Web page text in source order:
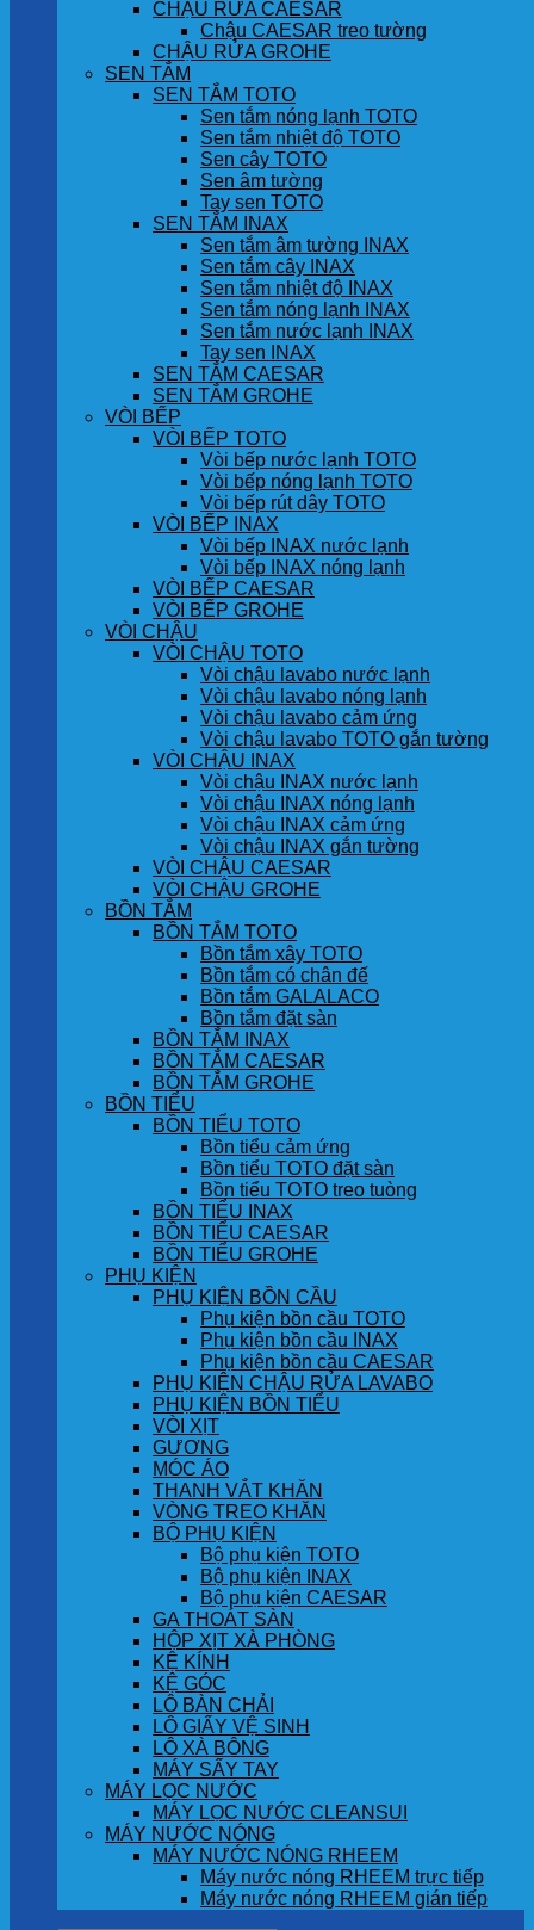
CHẬU RỬA CAESAR
Chậu CAESAR treo tường
CHẬU RỬA GROHE
SEN TẮM
SEN TẮM TOTO
Sen tắm nóng lạnh TOTO
Sen tắm nhiệt độ TOTO
Sen cây TOTO
Sen âm tường
Tay sen TOTO
SEN TẮM INAX
Sen tắm âm tường INAX
Sen tắm cây INAX
Sen tắm nhiệt độ INAX
Sen tắm nóng lạnh INAX
Sen tắm nước lạnh INAX
Tay sen INAX
SEN TẮM CAESAR
SEN TẮM GROHE
VÒI BẾP
VÒI BẾP TOTO
Vòi bếp nước lạnh TOTO
Vòi bếp nóng lạnh TOTO
Vòi bếp rút dây TOTO
VÒI BẾP INAX
Vòi bếp INAX nước lạnh
Vòi bếp INAX nóng lạnh
VÒI BẾP CAESAR
VÒI BẾP GROHE
VÒI CHẬU
VÒI CHẬU TOTO
Vòi chậu lavabo nước lạnh
Vòi chậu lavabo nóng lạnh
Vòi chậu lavabo cảm ứng
Vòi chậu lavabo TOTO gắn tường
VÒI CHẬU INAX
Vòi chậu INAX nước lạnh
Vòi chậu INAX nóng lạnh
Vòi chậu INAX cảm ứng
Vòi chậu INAX gắn tường
VÒI CHẬU CAESAR
VÒI CHẬU GROHE
BỒN TẮM
BỒN TẮM TOTO
Bồn tắm xây TOTO
Bồn tắm có chân đế
Bồn tắm GALALACO
Bồn tắm đặt sàn
BỒN TẮM INAX
BỒN TẮM CAESAR
BỒN TẮM GROHE
BỒN TIỂU
BỒN TIỂU TOTO
Bồn tiểu cảm ứng
Bồn tiểu TOTO đặt sàn
Bồn tiểu TOTO treo tuòng
BỒN TIỂU INAX
BỒN TIỂU CAESAR
BỒN TIỂU GROHE
PHỤ KIỆN
PHỤ KIỆN BỒN CẦU
Phụ kiện bồn cầu TOTO
Phụ kiện bồn cầu INAX
Phụ kiện bồn cầu CAESAR
PHỤ KIỆN CHẬU RỬA LAVABO
PHỤ KIỆN BỒN TIỂU
VÒI XỊT
GƯƠNG
MÓC ÁO
THANH VẮT KHĂN
VÒNG TREO KHĂN
BỘ PHỤ KIỆN
Bộ phụ kiện TOTO
Bộ phụ kiện INAX
Bộ phụ kiện CAESAR
GA THOÁT SÀN
HỘP XỊT XÀ PHÒNG
KỆ KÍNH
KỆ GÓC
LÔ BÀN CHẢI
LÔ GIẤY VỆ SINH
LÔ XÀ BÔNG
MÁY SẤY TAY
MÁY LỌC NƯỚC
MÁY LỌC NƯỚC CLEANSUI
MÁY NƯỚC NÓNG
MÁY NƯỚC NÓNG RHEEM
Máy nước nóng RHEEM trực tiếp
Máy nước nóng RHEEM gián tiếp